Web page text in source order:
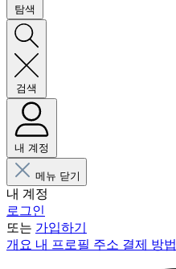
탐색
검색
내 계정
메뉴 닫기
내 계정
로그인
또는 가입하기
개요 내 프로필 주소 결제 방법